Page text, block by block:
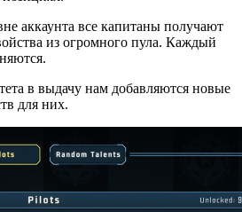
аккаунта все капитаны получают
из огромного пула. Каждый
в выдачу нам добавляются новые
для них.